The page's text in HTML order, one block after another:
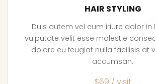
HAIR STYLING
Duis autem vel eum iriure dolor in
vulputate velit esse molestie
dolore eu feugiat nulla facilisis at
accumsan.